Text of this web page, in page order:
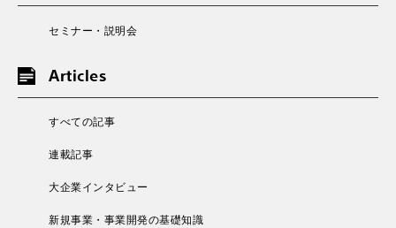
セミナー・説明会
Articles
すべての記事
連載記事
大企業インタビュー
新規事業・事業開発の基礎知識